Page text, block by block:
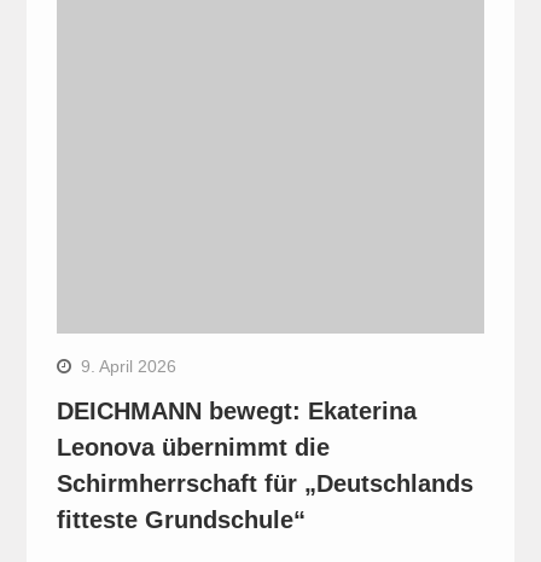
9. April 2026
DEICHMANN bewegt: Ekaterina
Leonova übernimmt die
Schirmherrschaft für „Deutschlands
fitteste Grundschule“